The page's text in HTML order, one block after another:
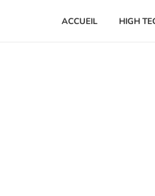
ACCUEIL HIGH